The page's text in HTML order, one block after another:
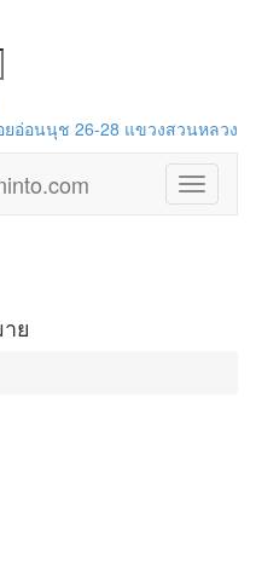
ยอ่อนนุช 26-28 แขวงสวนหลวง
Toggle
ย